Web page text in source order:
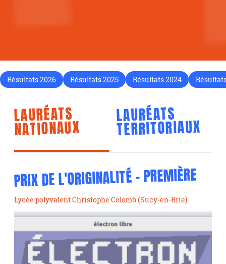
Résultats 2026 Résultats 2025 Résultats 2024
LAURÉATS
NATIONAUX
LAURÉATS
TERRITORIAUX
PRIX DE L'ORIGINALITÉ - PREMIÈRE
Lycée polyvalent Christophe Colomb (Sucy-en-Brie)